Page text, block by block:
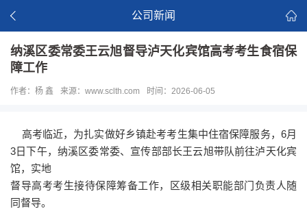
公司新闻
纳溪区委常委王云旭督导泸天化宾馆高考考生食宿保
障工作
作者：杨 鑫 来源：www.sclth.com 时间：2026-06-05
高考临近，为扎实做好乡镇赴考考生集中住宿保障服务，6月
3日下午，纳溪区委常委、宣传部部长王云旭带队前往泸天化宾
馆，实地
督导高考考生接待保障筹备工作，区级相关职能部门负责人随
同督导。